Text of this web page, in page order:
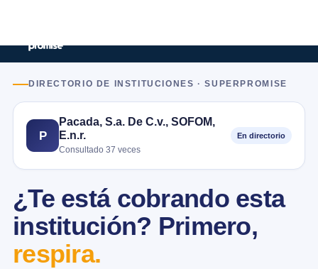
DIRECTORIO DE INSTITUCIONES · SUPERPROMISE
P
Pacada, S.a. De C.v., SOFOM,
E.n.r.
Consultado 37 veces
En directorio
¿Te está cobrando esta
institución? Primero,
respira.